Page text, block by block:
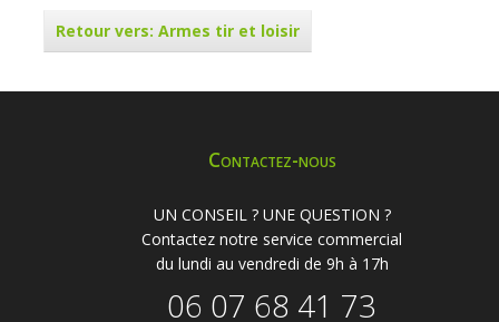
Retour vers: Armes tir et loisir
Contactez-nous
UN CONSEIL ? UNE QUESTION ?
Contactez notre service commercial
du lundi au vendredi de 9h à 17h
06 07 68 41 73